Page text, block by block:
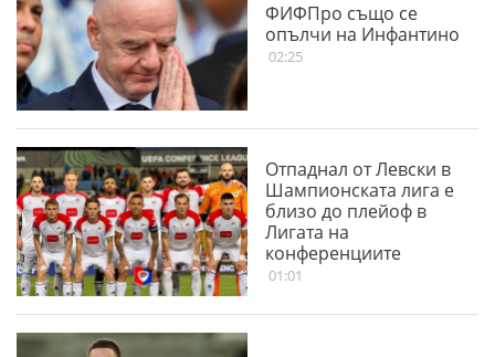
ФИФПро също се
опълчи на Инфантино
02:25
Отпаднал от Левски в
Шампионската лига е
близо до плейоф в
Лигата на
конференциите
01:01